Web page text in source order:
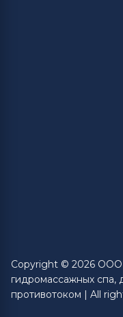
Copyright © 2026 ООО
гидромассажных спа,
противотоком | All